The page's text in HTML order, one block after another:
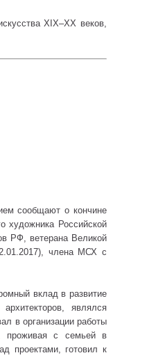
XIX–XX веков,
сообщают о кончине
художника Российской
РФ, ветерана Великой
члена МСХ с
вклад в развитие
являлся
в организации работы
проживая с семьей в
проектами, готовил к